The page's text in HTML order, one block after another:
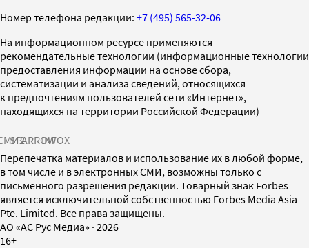
Номер телефона редакции: +7 (495) 565-32-06
На информационном ресурсе применяются
рекомендательные технологии (информационные технологии
предоставления информации на основе сбора,
систематизации и анализа сведений, относящихся
к предпочтениям пользователей сети «Интернет»,
находящихся на территории Российской Федерации)
SPARROWINFOX
Перепечатка материалов и использование их в любой форме,
в том числе и в электронных СМИ, возможны только с
письменного разрешения редакции. Товарный знак Forbes
является исключительной собственностью Forbes Media Asia
Pte. Limited. Все права защищены.
AO «АС Рус Медиа» · 2026
16+